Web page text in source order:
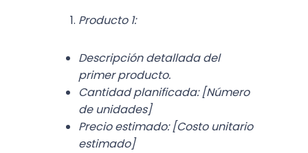
Producto 1:
Descripción detallada del
primer producto.
Cantidad planificada: [Número
de unidades]
Precio estimado: [Costo unitario
estimado]